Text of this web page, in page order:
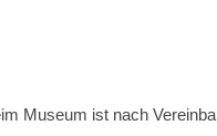
Museum ist nach